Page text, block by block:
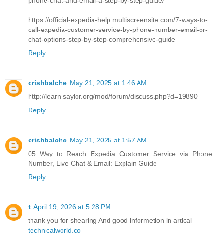
https://official-expedia-help.multiscreensite.com/7-ways-to-
call-expedia-customer-service-by-phone-number-email-or-
chat-options-step-by-step-comprehensive-guide
Reply
crishbalche May 21, 2025 at 1:46 AM
http://learn.saylor.org/mod/forum/discuss.php?d=19890
Reply
crishbalche May 21, 2025 at 1:57 AM
05 Way to Reach Expedia Customer Service via Phone
Number, Live Chat & Email: Explain Guide
Reply
t April 19, 2026 at 5:28 PM
thank you for shearing And good informetion in artical
technicalworld.co